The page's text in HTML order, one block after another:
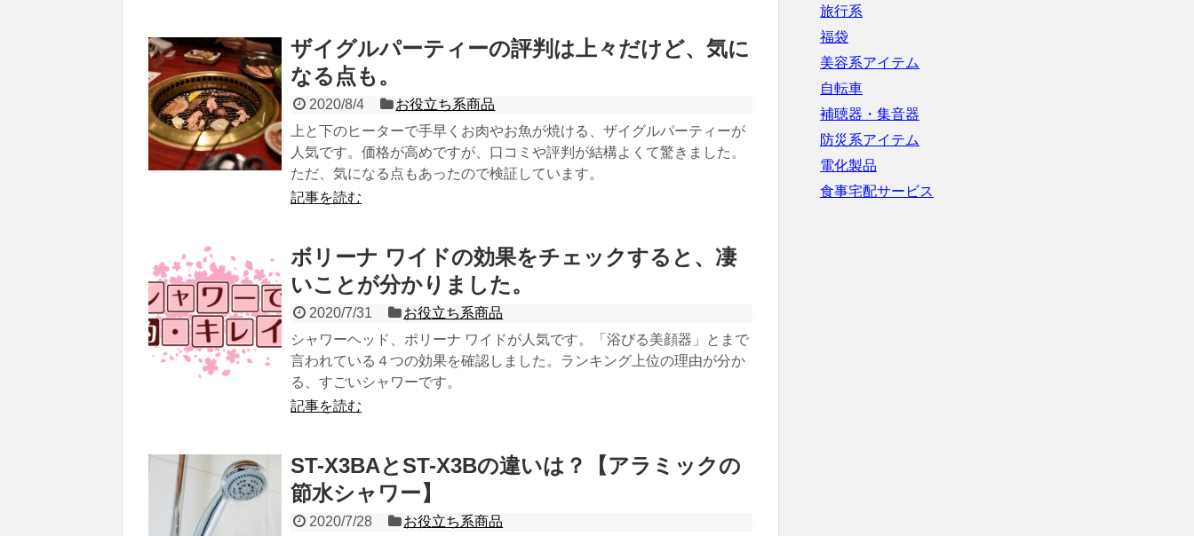
ザイグルパーティーの評判は上々だけど、気に
なる点も。
2020/8/4
お役立ち系商品
上と下のヒーターで手早くお肉やお魚が焼ける、ザイグルパーティーが
人気です。価格が高めですが、口コミや評判が結構よくて驚きました。
ただ、気になる点もあったので検証しています。
記事を読む
ボリーナ ワイドの効果をチェックすると、凄
いことが分かりました。
2020/7/31
お役立ち系商品
シャワーヘッド、ポリーナ ワイドが人気です。「浴びる美顔器」とまで
言われている４つの効果を確認しました。ランキング上位の理由が分か
る、すごいシャワーです。
記事を読む
ST-X3BAとST-X3Bの違いは？【アラミックの
節水シャワー】
2020/7/28
お役立ち系商品
旅行系
福袋
美容系アイテム
自転車
補聴器・集音器
防災系アイテム
電化製品
食事宅配サービス